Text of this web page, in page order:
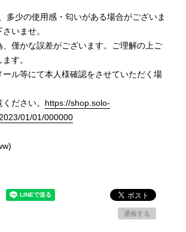
多少の使用感・匂いがある場合がございま
いませ。
、僅かな誤差がございます。ご理解の上ご
す。
ール等にて本人様確認をさせていただく場
ださい。 https://shop.solo-
01/01/000000
通報する